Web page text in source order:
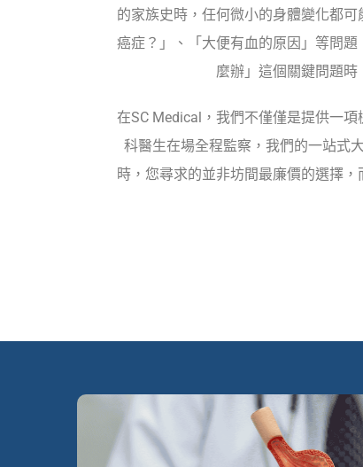
的家族史時，任何微小的身體變化都
癌症？」、「大便有血的原因」等問
麼辦」這個關鍵問題
在SC Medical，我們不僅僅是提供一
科醫生在場全程監察，我們的一站式
時，您尋求的並非坊間最廉價的選擇